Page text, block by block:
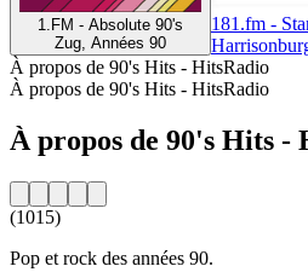
1.FM - Absolute 90's
Zug, Années 90
181.fm -
À propos de 90's Hits - HitsRadio
À propos de 90's Hits - HitsRadio
À propos de 90's Hits -
(1015)
Pop et rock des années 90.